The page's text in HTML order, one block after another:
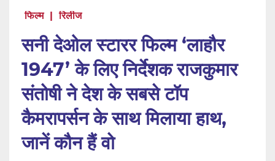
फिल्म | रिलीज
सनी देओल स्टारर फिल्म ‘लाहौर
1947’ के लिए निर्देशक राजकुमार
संतोषी ने देश के सबसे टॉप
कैमरापर्सन के साथ मिलाया हाथ,
जानें कौन हैं वो